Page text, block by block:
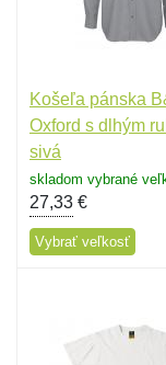
Košeľa pánska
Oxford s dlhým
sivá
skladom vybrané
27,33 €
Vybrať veľkosť